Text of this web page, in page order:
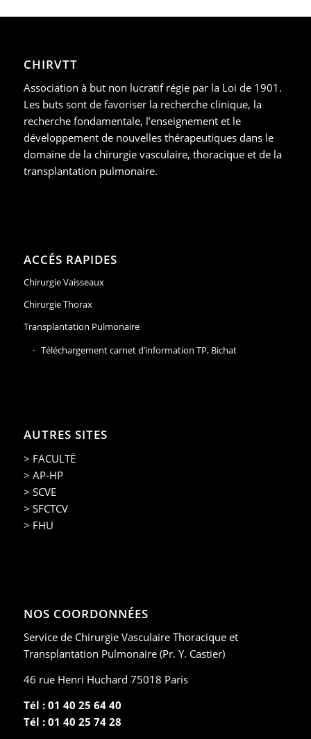
CHIRVTT
Association à but non lucratif régie par la Loi de 1901.
Les buts sont de favoriser la recherche clinique, la
recherche fondamentale, l’enseignement et le
développement de nouvelles thérapeutiques dans le
domaine de la chirurgie vasculaire, thoracique et de la
transplantation pulmonaire.
ACCÉS RAPIDES
Chirurgie Vaisseaux
Chirurgie Thorax
Transplantation Pulmonaire
Téléchargement carnet d’information TP, Bichat
AUTRES SITES
> FACULTÉ
> AP-HP
> SCVE
> SFCTCV
> FHU
NOS COORDONNÉES
Service de Chirurgie Vasculaire Thoracique et
Transplantation Pulmonaire (Pr. Y. Castier)
46 rue Henri Huchard 75018 Paris
Tél : 01 40 25 64 40
Tél : 01 40 25 74 28